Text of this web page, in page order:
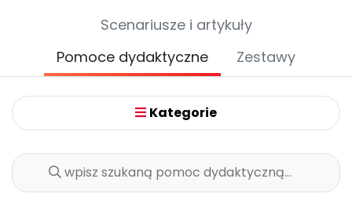
PromocjeScenariusze i artykuły
Pomoce dydaktyczne
Zestawy
Kategorie